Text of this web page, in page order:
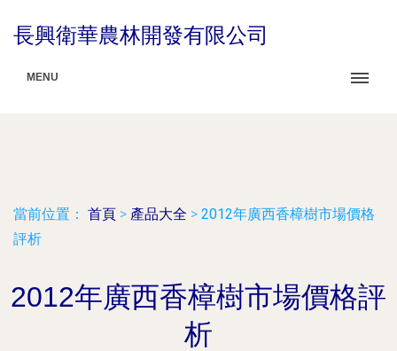
長興衛華農林開發有限公司
MENU
當前位置： 首頁 > 產品大全 > 2012年廣西香樟樹市場價格
評析
2012年廣西香樟樹市場價格評
析